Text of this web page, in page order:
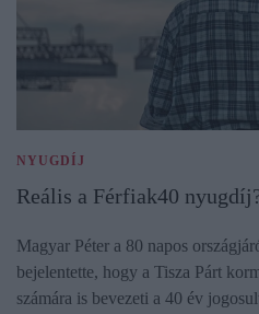
NYUGDÍJ
Reális a Férfiak40
Magyar Péter a 80 napos
bejelentette, hogy a Tisza Párt
számára is bevezeti a 40 év